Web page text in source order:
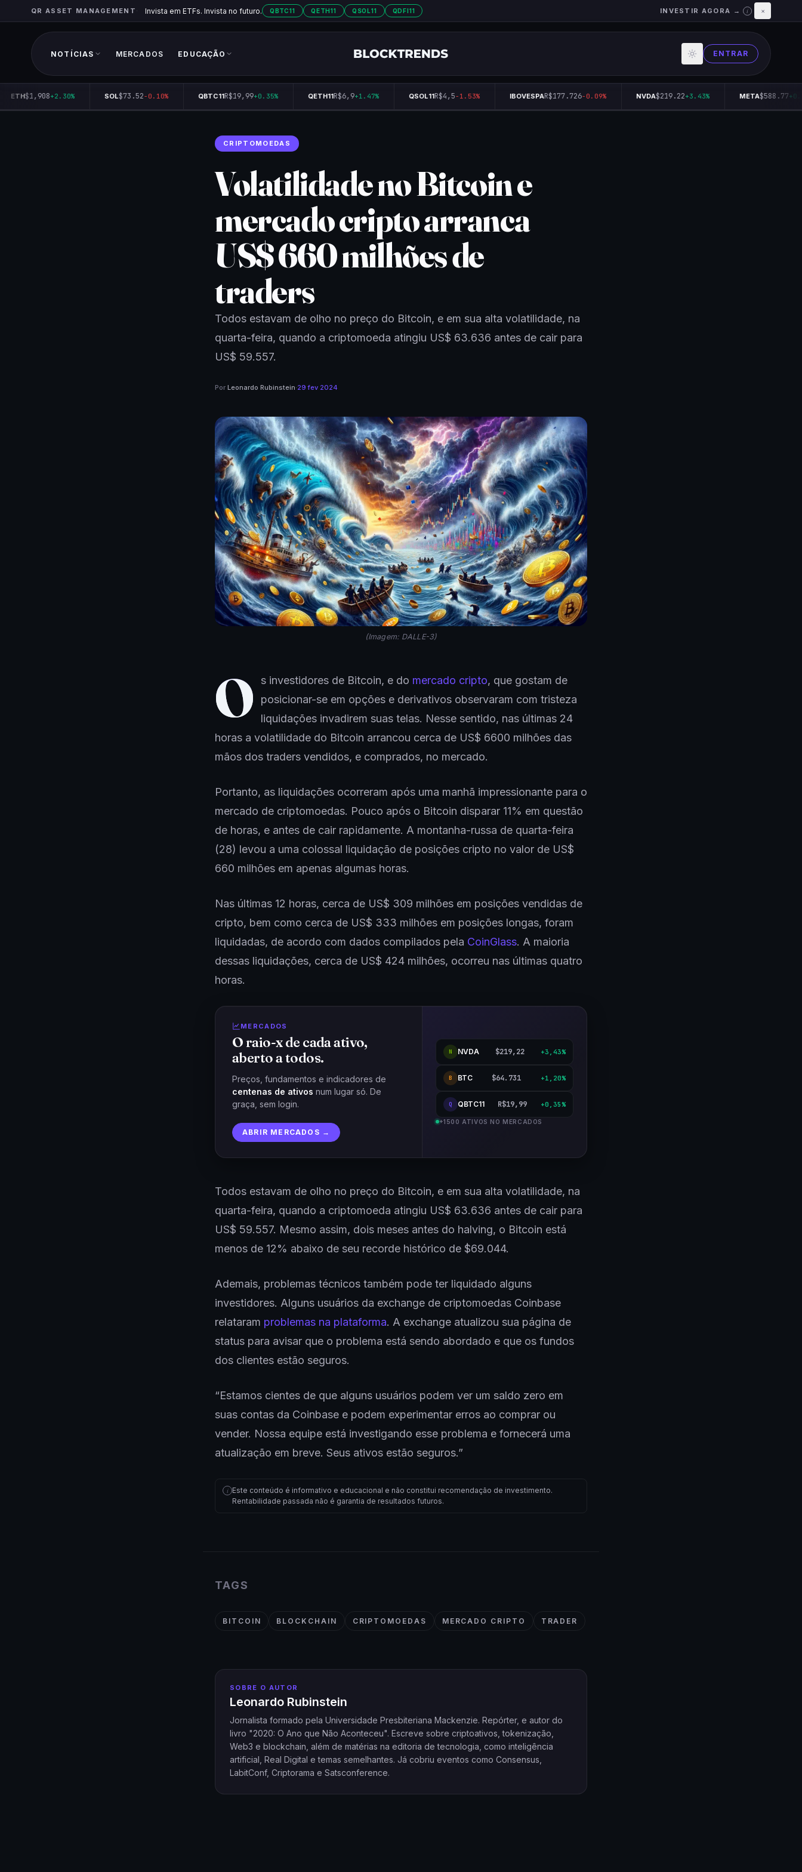
QR ASSET MANAGEMENT Invista em ETFs. Invista no futuro. QBTC11 QETH11 QSOL11 QDFI11 INVESTIR AGORA → i ×
NOTÍCIAS MERCADOS EDUCAÇÃO ENTRAR
ETH$1,908+2.30% SOL$73.52-0.10% QBTC11R$19,99+0.35% QETH11R$6,9+1.47% QSOL11R$4,5 -1.53% IBOVESPAR$177.726-0.09% NVDA$219.22+3.43% META$588.77
CRIPTOMOEDAS
Volatilidade no Bitcoin e
mercado cripto arranca
US$ 660 milhões de
traders
Todos estavam de olho no preço do Bitcoin, e em sua alta volatilidade, na
quarta-feira, quando a criptomoeda atingiu US$ 63.636 antes de cair para
US$ 59.557.
Por Leonardo Rubinstein·29 fev 2024
(Imagem: DALLE-3)
O s investidores de Bitcoin, e do mercado cripto, que gostam de
posicionar-se em opções e derivativos observaram com tristeza
liquidações invadirem suas telas. Nesse sentido, nas últimas 24
horas a volatilidade do Bitcoin arrancou cerca de US$ 6600 milhões das
mãos dos traders vendidos, e comprados, no mercado.
Portanto, as liquidações ocorreram após uma manhã impressionante para o
mercado de criptomoedas. Pouco após o Bitcoin disparar 11% em questão
de horas, e antes de cair rapidamente. A montanha-russa de quarta-feira
(28) levou a uma colossal liquidação de posições cripto no valor de US$
660 milhões em apenas algumas horas.
Nas últimas 12 horas, cerca de US$ 309 milhões em posições vendidas de
cripto, bem como cerca de US$ 333 milhões em posições longas, foram
liquidadas, de acordo com dados compilados pela CoinGlass. A maioria
dessas liquidações, cerca de US$ 424 milhões, ocorreu nas últimas quatro
horas.
MERCADOS
O raio-x de cada ativo,
aberto a todos.
Preços, fundamentos e indicadores de
centenas de ativos num lugar só. De
graça, sem login.
ABRIR MERCADOS →
N NVDA $219,22 +3,43%
B BTC $64.731 +1,20%
Q QBTC11 R$19,99 +0,35%
+1500 ATIVOS NO MERCADOS
Todos estavam de olho no preço do Bitcoin, e em sua alta volatilidade, na
quarta-feira, quando a criptomoeda atingiu US$ 63.636 antes de cair para
US$ 59.557. Mesmo assim, dois meses antes do halving, o Bitcoin está
menos de 12% abaixo de seu recorde histórico de $69.044.
Ademais, problemas técnicos também pode ter liquidado alguns
investidores. Alguns usuários da exchange de criptomoedas Coinbase
relataram problemas na plataforma. A exchange atualizou sua página de
status para avisar que o problema está sendo abordado e que os fundos
dos clientes estão seguros.
“Estamos cientes de que alguns usuários podem ver um saldo zero em
suas contas da Coinbase e podem experimentar erros ao comprar ou
vender. Nossa equipe está investigando esse problema e fornecerá uma
atualização em breve. Seus ativos estão seguros.”
i Este conteúdo é informativo e educacional e não constitui recomendação de investimento.
Rentabilidade passada não é garantia de resultados futuros.
TAGS
BITCOIN BLOCKCHAIN CRIPTOMOEDAS MERCADO CRIPTO TRADER
SOBRE O AUTOR
Leonardo Rubinstein
Jornalista formado pela Universidade Presbiteriana Mackenzie. Repórter, e autor do
livro "2020: O Ano que Não Aconteceu". Escreve sobre criptoativos, tokenização,
Web3 e blockchain, além de matérias na editoria de tecnologia, como inteligência
artificial, Real Digital e temas semelhantes. Já cobriu eventos como Consensus,
LabitConf, Criptorama e Satsconference.